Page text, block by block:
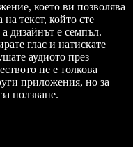
което ви позволява
на текст, който сте
дизайнът е семпъл.
глас и натискате
аудиото през
не е толкова
приложения, но за
ползване.